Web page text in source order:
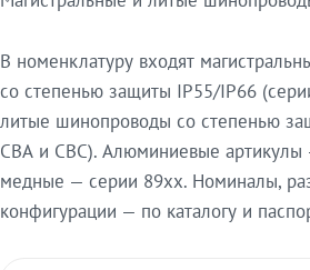
В номенклатуру входят
со степенью защиты IP55/IP66
литые шинопроводы со степенью
СВА и СВС). Алюминиевые артикулы
медные — серии 89xx. Номиналы,
конфигурации — по каталогу и